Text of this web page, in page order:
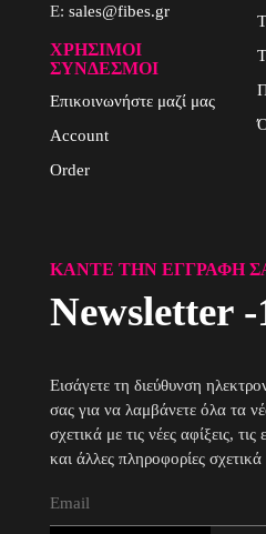
E: sales@fibes.gr
ΧΡΉΣΙΜΟΙ
ΣΎΝΔΕΣΜΟΙ
Επικοινωνήστε μαζί μας
Account
Order
ΚΆΝΤΕ ΤΗΝ ΕΓΓΡΑΦΉ
Newsletter
Εισάγετε τη διεύθυνση
σας για να λαμβάνετε όλα τα
σχετικά με τις νέες αφίξεις,
και άλλες πληροφορίες σχετικά